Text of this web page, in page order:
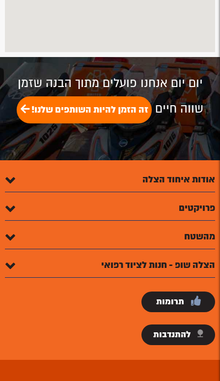
יום יום אנחנו פועלים מתוך הבנה שזמן
שווה חיים זה הזמן להיות השותפים שלנו!
אודות איחוד הצלה
פרויקטים
מהשטח
הצלה שופ - חנות לציוד רפואי
תרומות
להתנדבות